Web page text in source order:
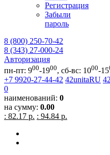
Регистрация
Забыли
пароль
8 (800) 250-70-42
8 (343) 27-000-24
Авторизация
пн-пт: 900-1900, сб-вс: 1000-15
+7 9920-27-44-42 42unitaRU
0
наименований: 0
на сумму: 0.00
: 82.17 р. : 94.84 р.